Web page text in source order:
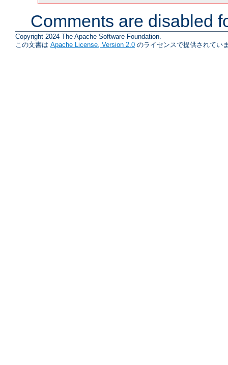
Comments are disabled
Copyright 2024 The Apache Software Foundation.
この文書は Apache License, Version 2.0 のライセンスで提供されてい